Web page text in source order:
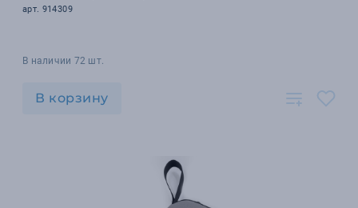
арт. 914309
В наличии 72 шт.
В корзину